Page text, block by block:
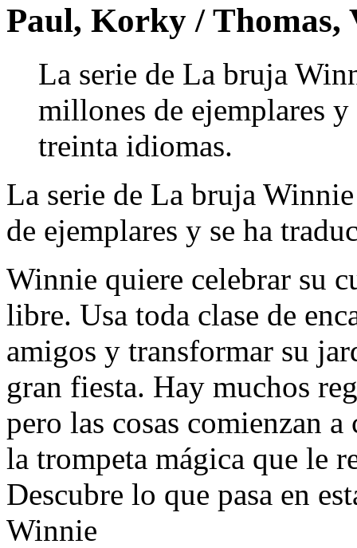
Paul, Korky / Thomas,
La serie de La bruja
millones de ejemplares
treinta idiomas.
La serie de La bruja
de ejemplares y se ha
Winnie quiere celebrar su
libre. Usa toda clase de
amigos y transformar su
gran fiesta. Hay muchos
pero las cosas comienzan
la trompeta mágica que le
Descubre lo que pasa en
Winnie